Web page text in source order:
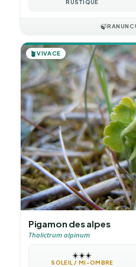
RUSTIQUE
🍃
🪴VIVACE
Pigamon des alpes
Thalictrum alpinum
☀️☀️☀️
SOLEIL / MI-OMBRE